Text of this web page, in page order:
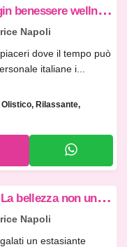

⚜️🌺 Virgin benessere wellness
Napoli
dove il tempo può
italiane i...
Olistico, Rilassante
L
a dea blu La bellezza non un caso da noi 3512921599 Valeria
Napoli
un estasiante